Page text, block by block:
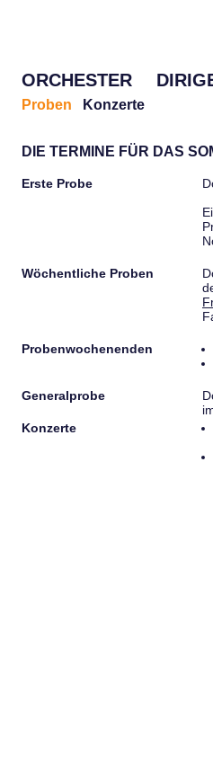
ORCHESTER
Proben Konzerte
DIE TERMINE FÜR DAS
Erste Probe
Wöchentliche Proben
Probenwochenenden
Generalprobe
Konzerte